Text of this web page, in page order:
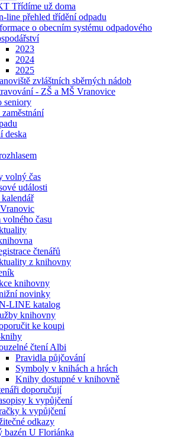
Třídíme už doma
line přehled třídění odpadu
o obecním systému odpadového
2023
2024
2025
zvláštních sběrných nádob
- ZŠ a MŠ Vranovice
seniory
deska
volný čas
události
volného času
čtenářů
z knihovny
knihovny
novinky
LINE katalog
knihovny
ke koupi
čtení Albi
Pravidla půjčování
Symboly v knihách a hrách
Knihy dostupné v knihovně
doporučují
k vypůjčení
k vypůjčení
odkazy
bazén U Floriánka